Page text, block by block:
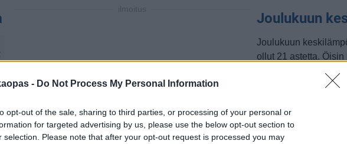
- Do Not Process My Personal Information
opt-out of the sale, sharing to third parties, or processing of your personal or
for targeted advertising by us, please use the below opt-out section to
selection. Please note that after your opt-out request is processed you may
Joulukuun
Joulukuun
ollut 21 astetta.
asteen tienoille, ja
asteen tuntumaan.
miten lämmin sää
joulukuussa viime
tavallisina päivinä